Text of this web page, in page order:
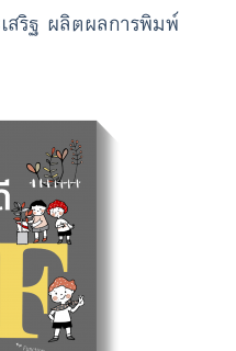
สริฐ ผลิตผลการพิมพ์